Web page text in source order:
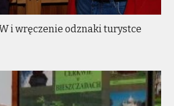
i wręczenie odznaki turystce